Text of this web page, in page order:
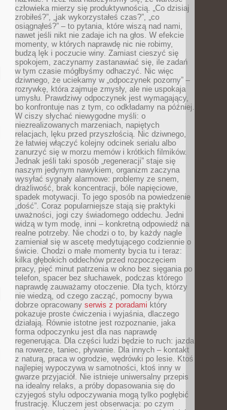
człowieka mierzy się produktywnością. „Co dzisiaj
zrobiłeś?”, „jak wykorzystałeś czas?”, „co
osiągnąłeś?” – to pytania, które wiszą nad nami,
nawet jeśli nikt nie zadaje ich na głos. W efekcie
momenty, w których naprawdę nic nie robimy,
budzą lęk i poczucie winy. Zamiast cieszyć się
spokojem, zaczynamy zastanawiać się, ile zadań
w tym czasie mógłbyśmy odhaczyć. Nic więc
dziwnego, że uciekamy w „odpoczynek pozorny” –
rozrywkę, która zajmuje zmysły, ale nie uspokaja
umysłu. Prawdziwy odpoczynek jest wymagający,
bo konfrontuje nas z tym, co odkładamy na później.
W ciszy słychać niewygodne myśli: o
niezrealizowanych marzeniach, napiętych
relacjach, lęku przed przyszłością. Nic dziwnego,
że łatwiej włączyć kolejny odcinek serialu albo
zanurzyć się w morzu memów i krótkich filmików.
Jednak jeśli taki sposób „regeneracji” staje się
naszym jedynym nawykiem, organizm zaczyna
wysyłać sygnały alarmowe: problemy ze snem,
drażliwość, brak koncentracji, bóle napięciowe,
spadek motywacji. To jego sposób na powiedzenie
„dość”. Coraz popularniejsze stają się praktyki
uważności, jogi czy świadomego oddechu. Jedni
widzą w tym modę, inni – konkretną odpowiedź na
realne potrzeby. Nie chodzi o to, by każdy nagle
zamieniał się w ascetę medytującego codziennie o
świcie. Chodzi o małe momenty bycia tu i teraz:
kilka głębokich oddechów przed rozpoczęciem
pracy, pięć minut patrzenia w okno bez sięgania po
telefon, spacer bez słuchawek, podczas którego
naprawdę zauważamy otoczenie. Dla tych, którzy
nie wiedzą, od czego zacząć, pomocny bywa
dobrze opracowany serwis z poradami który
pokazuje proste ćwiczenia i wyjaśnia, dlaczego
działają. Równie istotne jest rozpoznanie, jaka
forma odpoczynku jest dla nas naprawdę
regenerująca. Dla części ludzi będzie to ruch: jazda
na rowerze, taniec, pływanie. Dla innych – kontakt
z naturą, praca w ogrodzie, wędrówki po lesie. Ktoś
najlepiej wypoczywa w samotności, ktoś inny w
gwarze przyjaciół. Nie istnieje uniwersalny przepis
na idealny relaks, a próby dopasowania się do
czyjegoś stylu odpoczywania mogą tylko pogłębić
frustrację. Kluczem jest obserwacja: po czym